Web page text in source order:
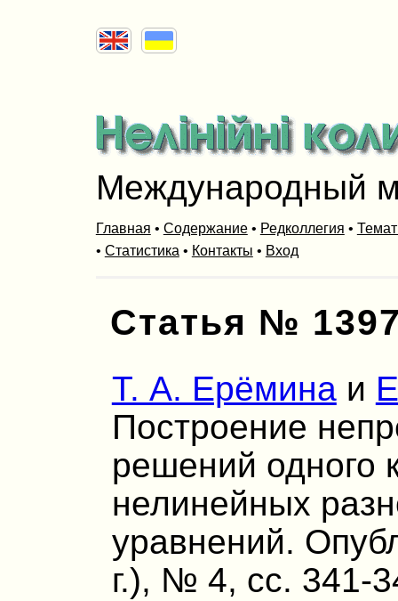
Международный
Главная • Содержание• Редколлегия •
• Статистика • Контакты • Вход
Статья №
Т. А. Ерёминаи
Построение
решений одного
нелинейных
уравнений.
г.), № 4, сс. 341-